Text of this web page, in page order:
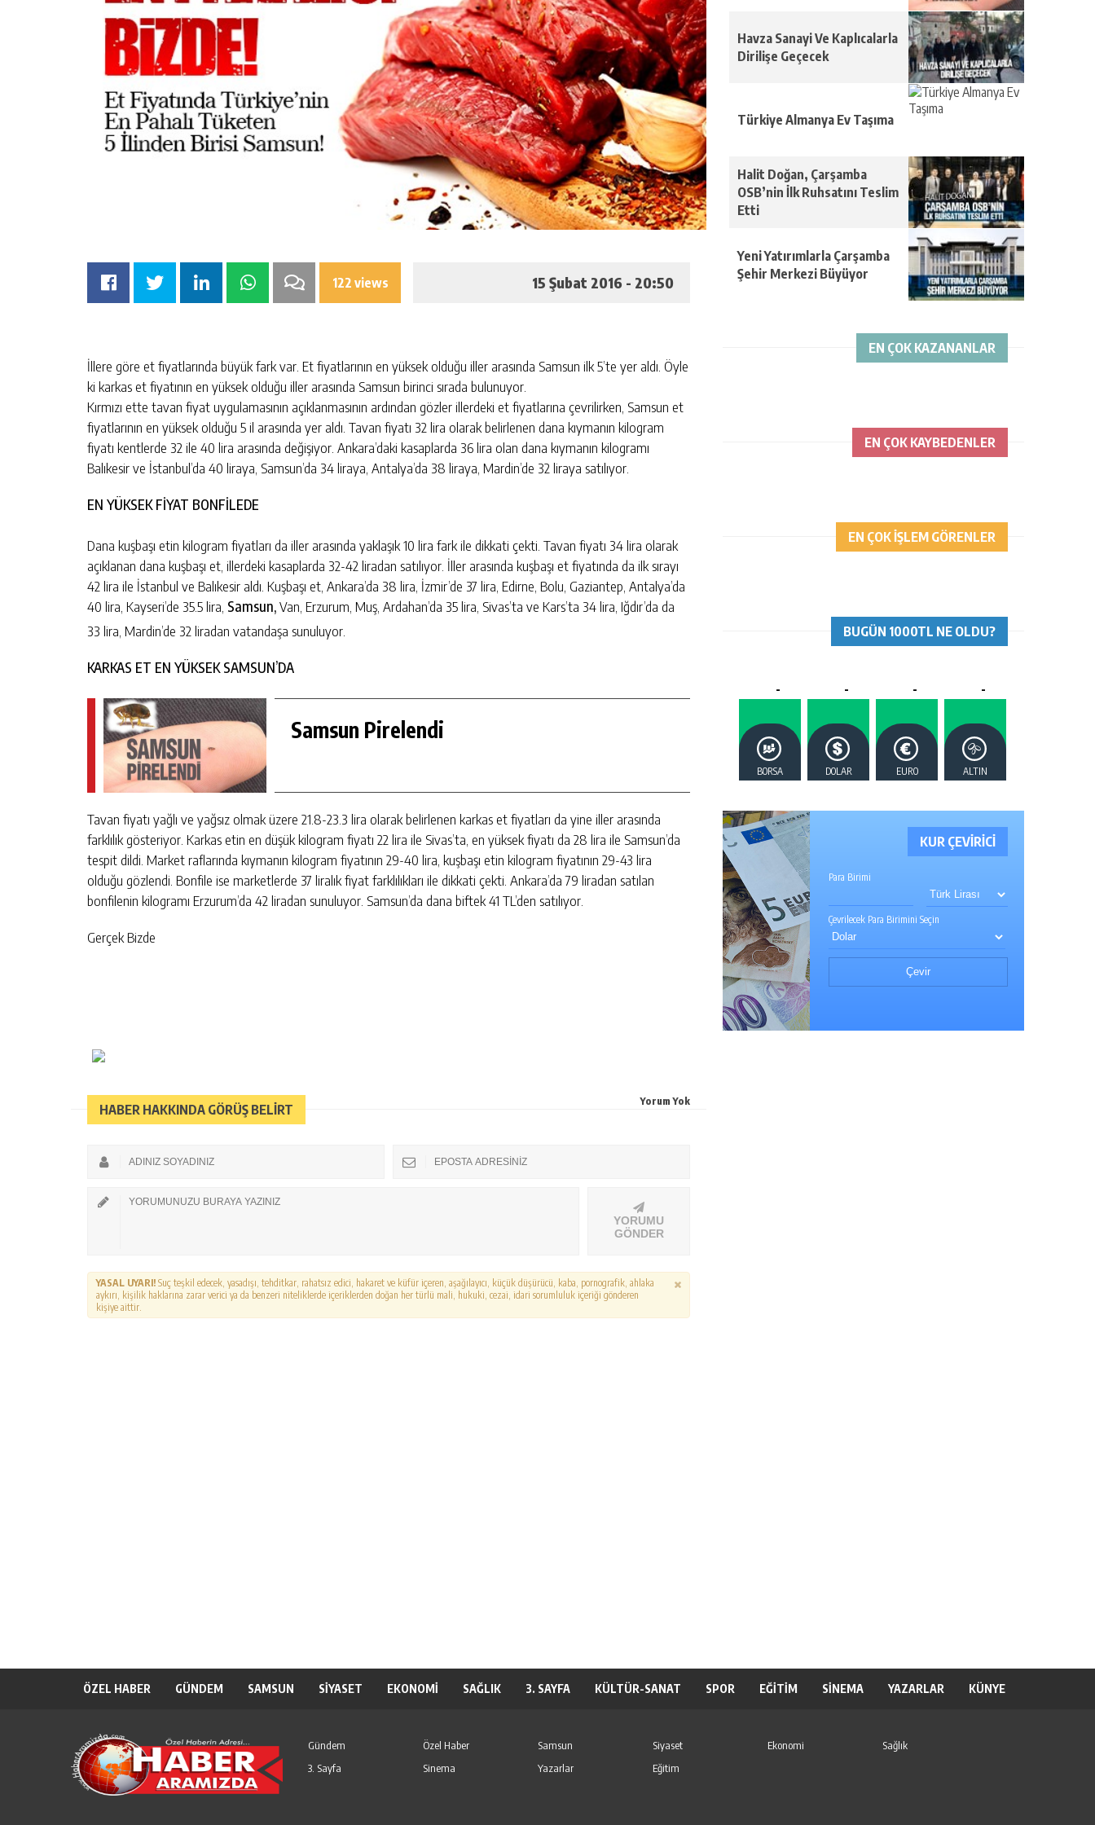
122 views 15 Şubat 2016 - 20:50
İllere göre et fiyatlarında büyük fark var. Et fiyatlarının en yüksek olduğu iller arasında Samsun ilk 5’te yer aldı. Öyle
ki karkas et fiyatının en yüksek olduğu iller arasında Samsun birinci sırada bulunuyor.
Kırmızı ette tavan fiyat uygulamasının açıklanmasının ardından gözler illerdeki et fiyatlarına çevrilirken, Samsun et
fiyatlarının en yüksek olduğu 5 il arasında yer aldı. Tavan fiyatı 32 lira olarak belirlenen dana kıymanın kilogram
fiyatı kentlerde 32 ile 40 lira arasında değişiyor. Ankara’daki kasaplarda 36 lira olan dana kıymanın kilogramı
Balıkesir ve İstanbul’da 40 liraya, Samsun’da 34 liraya, Antalya’da 38 liraya, Mardin’de 32 liraya satılıyor.
EN YÜKSEK FİYAT BONFİLEDE
Dana kuşbaşı etin kilogram fiyatları da iller arasında yaklaşık 10 lira fark ile dikkati çekti. Tavan fiyatı 34 lira olarak
açıklanan dana kuşbaşı et, illerdeki kasaplarda 32-42 liradan satılıyor. İller arasında kuşbaşı et fiyatında da ilk sırayı
42 lira ile İstanbul ve Balıkesir aldı. Kuşbaşı et, Ankara’da 38 lira, İzmir’de 37 lira, Edirne, Bolu, Gaziantep, Antalya’da
40 lira, Kayseri’de 35.5 lira, Samsun,Van, Erzurum, Muş, Ardahan’da 35 lira, Sivas’ta ve Kars’ta 34 lira, Iğdır’da da
33 lira, Mardin’de 32 liradan vatandaşa sunuluyor.
KARKAS ET EN YÜKSEK SAMSUN’DA
Samsun Pirelendi
Tavan fiyatı yağlı ve yağsız olmak üzere 21.8-23.3 lira olarak belirlenen karkas et fiyatları da yine iller arasında
farklılık gösteriyor. Karkas etin en düşük kilogram fiyatı 22 lira ile Sivas’ta, en yüksek fiyatı da 28 lira ile Samsun’da
tespit dildi. Market raflarında kıymanın kilogram fiyatının 29-40 lira, kuşbaşı etin kilogram fiyatının 29-43 lira
olduğu gözlendi. Bonfile ise marketlerde 37 liralık fiyat farklılıkları ile dikkati çekti. Ankara’da 79 liradan satılan
bonfilenin kilogramı Erzurum’da 42 liradan sunuluyor. Samsun’da dana biftek 41 TL’den satılıyor.
Gerçek Bizde
HABER HAKKINDA GÖRÜŞ BELİRT
Yorum Yok
YORUMU
GÖNDER
YASAL UYARI! Suç teşkil edecek, yasadışı, tehditkar, rahatsız edici, hakaret ve küfür içeren, aşağılayıcı, küçük düşürücü, kaba, pornografik, ahlaka
aykırı, kişilik haklarına zarar verici ya da benzeri niteliklerde içeriklerden doğan her türlü mali, hukuki, cezai, idari sorumluluk içeriği gönderen
kişiye aittir.
Havza Sanayi Ve Kaplıcalarla
Dirilişe Geçecek
Türkiye Almanya Ev Taşıma
Halit Doğan, Çarşamba
OSB’nin İlk Ruhsatını Teslim
Etti
Yeni Yatırımlarla Çarşamba
Şehir Merkezi Büyüyor
EN ÇOK KAZANANLAR
EN ÇOK KAYBEDENLER
EN ÇOK İŞLEM GÖRENLER
BUGÜN 1000TL NE OLDU?
-
BORSA
-
DOLAR
-
EURO
-
ALTIN
KUR ÇEVİRİCİ
Para Birimi
Çevrilecek Para Birimini Seçin
Çevir
ÖZEL HABER GÜNDEM SAMSUN SİYASET EKONOMİ SAĞLIK 3. SAYFA KÜLTÜR-SANAT SPOR EĞİTİM SİNEMA YAZARLAR KÜNYE
Gündem Özel Haber Samsun Siyaset Ekonomi
Sağlık
3. Sayfa
Sinema Yazarlar Eğitim